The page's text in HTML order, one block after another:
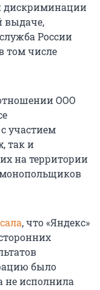
дискриминации
выдаче,
России
том числе
ООО
участием
так и
на территории
, что «Яндекс»
было
не исполнила